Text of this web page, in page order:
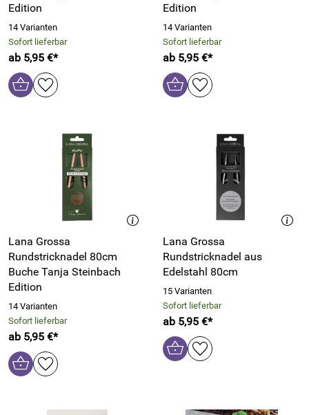
Edition
14 Varianten
Sofort lieferbar
ab 5,95 €*
Edition
14 Varianten
Sofort lieferbar
ab 5,95 €*
Lana Grossa
Rundstricknadel 80cm
Buche Tanja Steinbach
Edition
14 Varianten
Sofort lieferbar
ab 5,95 €*
Lana Grossa
Rundstricknadel aus
Edelstahl 80cm
15 Varianten
Sofort lieferbar
ab 5,95 €*